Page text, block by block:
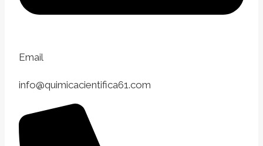
Email
info@quimicacientifica61.com